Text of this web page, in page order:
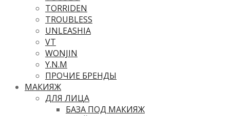
TORRIDEN
TROUBLESS
UNLEASHIA
VT
WONJIN
Y.N.M
ПРОЧИЕ БРЕНДЫ
МАКИЯЖ
ДЛЯ ЛИЦА
БАЗА ПОД МАКИЯЖ